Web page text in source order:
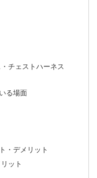
チェストハーネス
る場面
・デメリット
ット